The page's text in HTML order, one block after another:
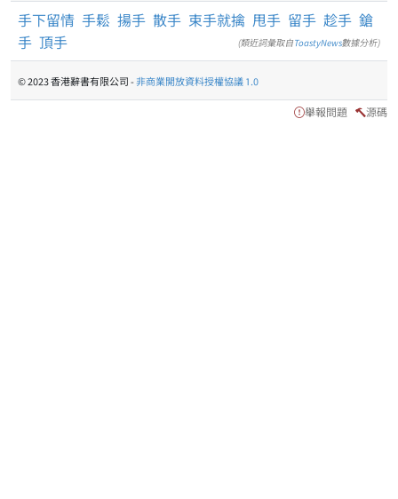
手下留情 手鬆 揚手 散手 束手就擒 甩手 留手 趁手 鎗
手 頂手 (類近詞彙取自ToastyNews數據分析)
© 2023 香港辭書有限公司 -非商業開放資料授權協議 1.0
舉報問題 源碼